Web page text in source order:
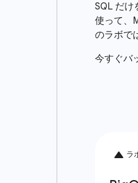
SQL だけ
使って、
のラボで
今すぐバ